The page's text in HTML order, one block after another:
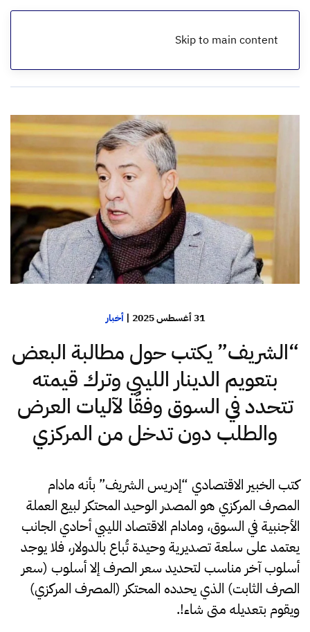
Skip to main content
الرئيسية
31 أغسطس 2025 |أخبار
“الشريف” يكتب حول مطالبة البعض
بتعويم الدينار الليبي وترك قيمته
تتحدد في السوق وفقًا لآليات العرض
والطلب دون تدخل من المركزي
كتب الخبير الاقتصادي “إدريس الشريف” بأنه مادام
المصرف المركزي هو المصدر الوحيد المحتكر لبيع العملة
الأجنبية في السوق، ومادام الاقتصاد الليبي أحادي الجانب
يعتمد على سلعة تصديرية وحيدة تُباع بالدولار، فلا يوجد
أسلوب آخر مناسب لتحديد سعر الصرف إلا أسلوب (سعر
الصرف الثابت) الذي يحدده المحتكر (المصرف المركزي)
ويقوم بتعديله متى شاء!.